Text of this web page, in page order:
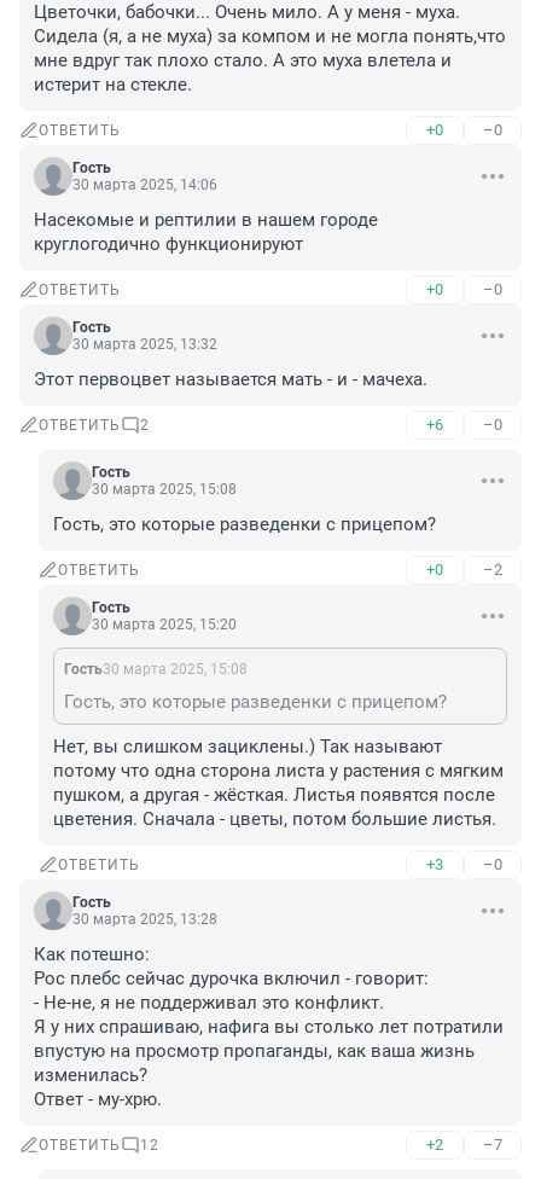
Цветочки, бабочки... Очень мило. А у меня - муха.
Сидела (я, а не муха) за компом и не могла понять,что
мне вдруг так плохо стало. А это муха влетела и
истерит на стекле.
ОТВЕТИТЬ +0 –0
Гость
30 марта 2025, 14:06
Насекомые и рептилии в нашем городе
круглогодично функционируют
ОТВЕТИТЬ +0 –0
Гость
30 марта 2025, 13:32
Этот первоцвет называется мать - и - мачеха.
ОТВЕТИТЬ 2 +6 –0
Гость
30 марта 2025, 15:08
Гость, это которые разведенки с прицепом?
ОТВЕТИТЬ +0 –2
Гость
30 марта 2025, 15:20
Гость30 марта 2025, 15:08
Гость, это которые разведенки с прицепом?
Нет, вы слишком зациклены.) Так называют
потому что одна сторона листа у растения с мягким
пушком, а другая - жёсткая. Листья появятся после
цветения. Сначала - цветы, потом большие листья.
ОТВЕТИТЬ +3 –0
Гость
30 марта 2025, 13:28
Как потешно:
Рос плебс сейчас дурочка включил - говорит:
- Не-не, я не поддерживал это конфликт.
Я у них спрашиваю, нафига вы столько лет потратили
впустую на просмотр пропаганды, как ваша жизнь
изменилась?
Ответ - му-хрю.
ОТВЕТИТЬ 12 +2 –7